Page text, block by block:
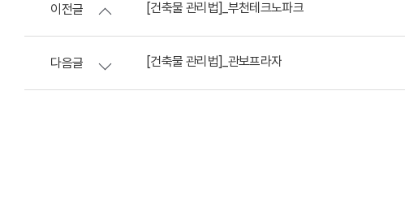
이전글 [건축물 관리법]_부천테크노파크
다음글 [건축물 관리법]_관보프라자